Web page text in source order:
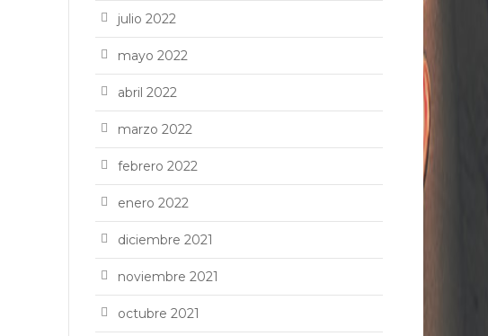
julio 2022
mayo 2022
abril 2022
marzo 2022
febrero 2022
enero 2022
diciembre 2021
noviembre 2021
octubre 2021